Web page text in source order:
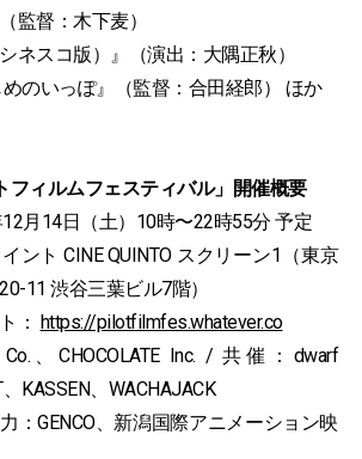
監督：木下麦）
ネスコ版）』（演出：大隅正秋）
めのいっぽ』（監督：合田経郎） ほか
フィルムフェスティバル」開催概要
月14日（土）10時〜22時55分 予定
ント CINE QUINTO スクリーン1（東京
11 渋谷三葉ビル7階）
： https://pilotfilmfes.whatever.co
、CHOCOLATE Inc. / 共催：dwarf
KASSEN、WACHAJACK
：GENCO、新潟国際アニメーション映